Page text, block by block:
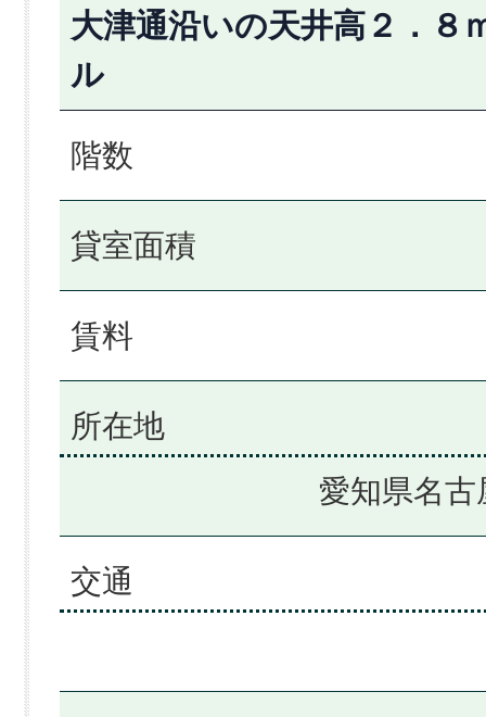
大津通沿いの天井高２．８
ル
階数
貸室面積
賃料
所在地
愛知県名
交通